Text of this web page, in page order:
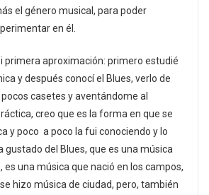
el género musical, para poder
en él.
primera aproximación: primero estudié
y después conocí el Blues, verlo de
casetes y aventándome al
creo que es la forma en que se
y poco a poco la fui conociendo y lo
gustado del Blues, que es una música
una música que nació en los campos,
hizo música de ciudad, pero, también